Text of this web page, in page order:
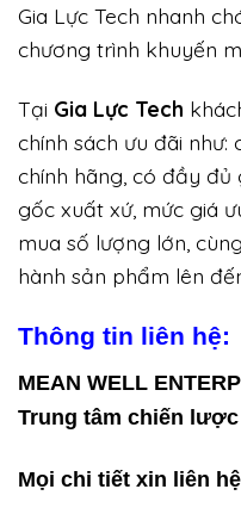
Gia Lực Tech nhanh
chương trình khuyến
Tại Gia Lực Tech
chính sách ưu đãi như:
chính hãng, có đầy
gốc xuất xứ, mức giá
mua số lượng lớn,
hành sản phẩm lên
Thông tin liên hệ:
MEAN WELL
Trung tâm chiến
Mọi chi tiết xin liên